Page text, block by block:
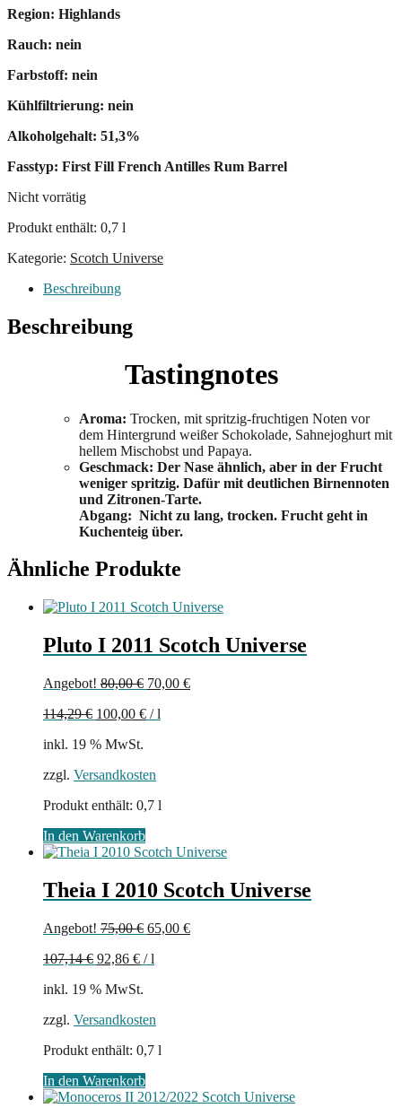
Region: Highlands
Rauch: nein
Farbstoff: nein
Kühlfiltrierung: nein
Alkoholgehalt: 51,3%
Fasstyp: First Fill French Antilles Rum Barrel
Nicht vorrätig
Produkt enthält: 0,7 l
Kategorie: Scotch Universe
Beschreibung
Beschreibung
Tastingnotes
Aroma: Trocken, mit spritzig-fruchtigen Noten vor
dem Hintergrund weißer Schokolade, Sahnejoghurt mit
hellem Mischobst und Papaya.
Geschmack: Der Nase ähnlich, aber in der Frucht
weniger spritzig. Dafür mit deutlichen Birnennoten
und Zitronen-Tarte.
Abgang: Nicht zu lang, trocken. Frucht geht in
Kuchenteig über.
Ähnliche Produkte
Pluto I 2011 Scotch Universe
Angebot! 80,00€ Ursprünglicher
war:
70,00 €Aktueller
114,29€ 100,00 € /l
inkl. 19 % MwSt.
zzgl. Versandkosten
Produkt enthält: 0,7 l
In den Warenkorb
Theia I 2010 Scotch Universe
Angebot! 75,00€ Ursprünglicher
war:
65,00 €Aktueller
107,14€ 92,86 € /l
inkl. 19 % MwSt.
zzgl. Versandkosten
Produkt enthält: 0,7 l
In den Warenkorb